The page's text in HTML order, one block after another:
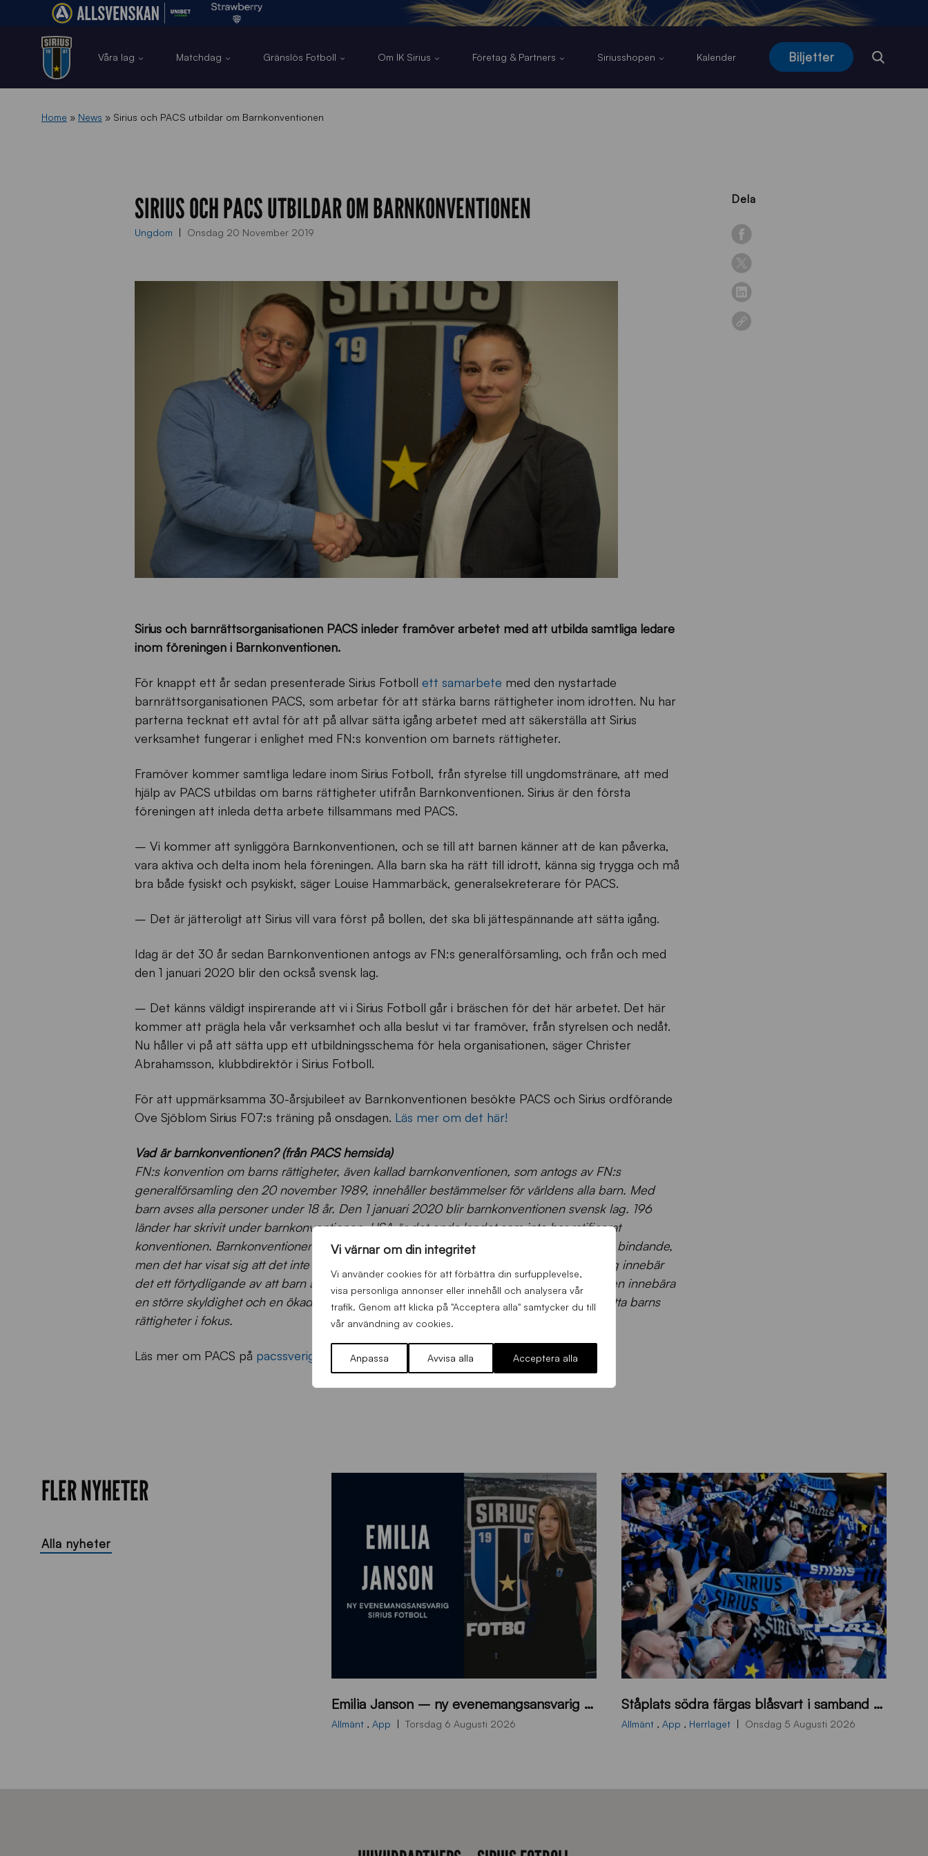
Vi värnar om din integritet
Vi använder cookies för att förbättra din surfupplevelse,
visa personliga annonser eller innehåll och analysera vår
trafik. Genom att klicka på "Acceptera alla" samtycker du till
vår användning av cookies.
Anpassa Avvisa alla Acceptera alla
Våra lag Matchdag Gränslös Fotboll Om IK Sirius Företag & Partners Siriusshopen Kalender Biljetter
Home » News » Sirius och PACS utbildar om Barnkonventionen
Dela
SIRIUS OCH PACS UTBILDAR OM BARNKONVENTIONEN
Ungdom Onsdag 20 November 2019
Sirius och barnrättsorganisationen PACS inleder framöver arbetet med att utbilda samtliga ledare
inom föreningen i Barnkonventionen.
För knappt ett år sedan presenterade Sirius Fotboll ett samarbete med den nystartade
barnrättsorganisationen PACS, som arbetar för att stärka barns rättigheter inom idrotten. Nu har
parterna tecknat ett avtal för att på allvar sätta igång arbetet med att säkerställa att Sirius
verksamhet fungerar i enlighet med FN:s konvention om barnets rättigheter.
Framöver kommer samtliga ledare inom Sirius Fotboll, från styrelse till ungdomstränare, att med
hjälp av PACS utbildas om barns rättigheter utifrån Barnkonventionen. Sirius är den första
föreningen att inleda detta arbete tillsammans med PACS.
– Vi kommer att synliggöra Barnkonventionen, och se till att barnen känner att de kan påverka,
vara aktiva och delta inom hela föreningen. Alla barn ska ha rätt till idrott, känna sig trygga och må
bra både fysiskt och psykiskt, säger Louise Hammarbäck, generalsekreterare för PACS.
– Det är jätteroligt att Sirius vill vara först på bollen, det ska bli jättespännande att sätta igång.
Idag är det 30 år sedan Barnkonventionen antogs av FN:s generalförsamling, och från och med
den 1 januari 2020 blir den också svensk lag.
– Det känns väldigt inspirerande att vi i Sirius Fotboll går i bräschen för det här arbetet. Det här
kommer att prägla hela vår verksamhet och alla beslut vi tar framöver, från styrelsen och nedåt.
Nu håller vi på att sätta upp ett utbildningsschema för hela organisationen, säger Christer
Abrahamsson, klubbdirektör i Sirius Fotboll.
För att uppmärksamma 30-årsjubileet av Barnkonventionen besökte PACS och Sirius ordförande
Ove Sjöblom Sirius F07:s träning på onsdagen. Läs mer om det här!
Vad är barnkonventionen? (från PACS hemsida)
FN:s konvention om barns rättigheter, även kallad barnkonventionen, som antogs av FN:s
generalförsamling den 20 november 1989, innehåller bestämmelser för världens alla barn. Med
barn avses alla personer under 18 år. Den 1 januari 2020 blir barnkonventionen svensk lag. 196
länder har skrivit under barnkonventionen. USA är det enda landet som inte har ratificerat
konventionen. Barnkonventionen har sedan den antogs av Sverige år 1990 varit juridiskt bindande,
men det har visat sig att det inte varit tillräckligt. Genom att göra barnkonventionen till lag innebär
det ett förtydligande av att barn är egna individer med egna rättigheter. Det kommer även innebära
en större skyldighet och en ökad möjlighet för domstolar och andra samhällsorgan att sätta barns
rättigheter i fokus.
Läs mer om PACS på pacssverige.se
FLER NYHETER
Alla nyheter
0
0
Emilia Janson – ny evenemangsansvarig för Sirius Fotboll
Allmänt , App Torsdag 6 Augusti 2026
ö
d
Ståplats södra färgas blåsvart i samband med nästa hemmamatch
Allmänt , App , Herrlaget Onsdag 5 Augusti 2026